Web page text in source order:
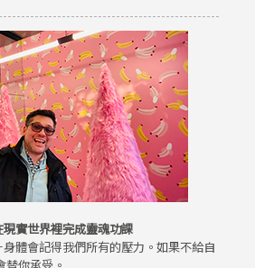
實世界裡完成靈魂功課
體會記得我們所有的壓力。如果不給自
替你承受。